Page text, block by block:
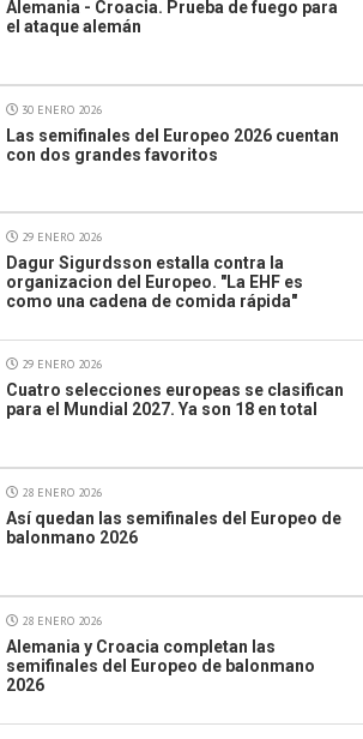
Alemania - Croacia. Prueba de fuego para
el ataque alemán
30 ENERO 2026
Las semifinales del Europeo 2026 cuentan
con dos grandes favoritos
29 ENERO 2026
Dagur Sigurdsson estalla contra la
organizacion del Europeo. "La EHF es
como una cadena de comida rápida"
29 ENERO 2026
Cuatro selecciones europeas se clasifican
para el Mundial 2027. Ya son 18 en total
28 ENERO 2026
Así quedan las semifinales del Europeo de
balonmano 2026
28 ENERO 2026
Alemania y Croacia completan las
semifinales del Europeo de balonmano
2026